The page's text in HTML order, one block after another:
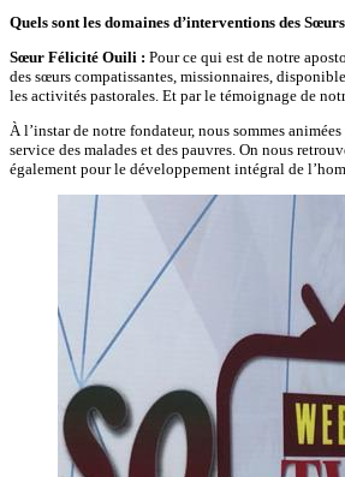
Quels sont les domaines d’interventions des
Sœur Félicité Ouili : Pour ce qui est de notre
des sœurs compatissantes, missionnaires,
les activités pastorales. Et par le témoignage de
À l’instar de notre fondateur, nous sommes
service des malades et des pauvres. On nous
également pour le développement intégral de